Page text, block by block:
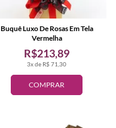
COMPRAR
3x de R$ 71,30
R$213,89
Buquê Luxo De Rosas Em Tela
Vermelha